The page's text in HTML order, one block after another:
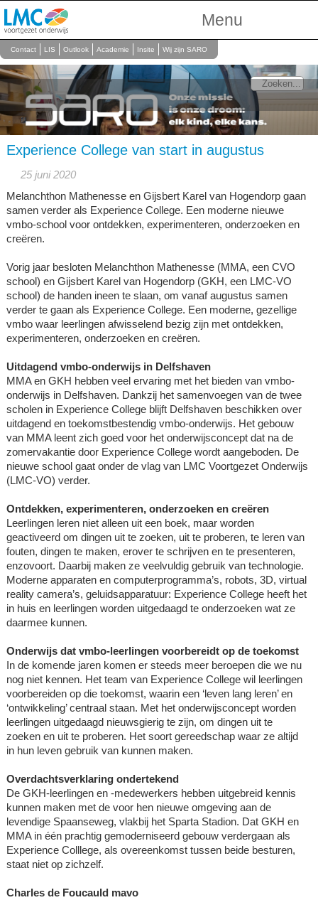
Menu
Over Ons
Scholen
Onderwijs
Personeel
Contact LIS Outlook Academie Insite Wij zijn SARO
Experience College van start in augustus
25 juni 2020
Melanchthon Mathenesse en Gijsbert Karel van Hogendorp gaan
samen verder als Experience College. Een moderne nieuwe
vmbo-school voor ontdekken, experimenteren, onderzoeken en
creëren.
Vorig jaar besloten Melanchthon Mathenesse (MMA, een CVO
school) en Gijsbert Karel van Hogendorp (GKH, een LMC-VO
school) de handen ineen te slaan, om vanaf augustus samen
verder te gaan als Experience College. Een moderne, gezellige
vmbo waar leerlingen afwisselend bezig zijn met ontdekken,
experimenteren, onderzoeken en creëren.
Uitdagend vmbo-onderwijs in Delfshaven
MMA en GKH hebben veel ervaring met het bieden van vmbo-
onderwijs in Delfshaven. Dankzij het samenvoegen van de twee
scholen in Experience College blijft Delfshaven beschikken over
uitdagend en toekomstbestendig vmbo-onderwijs. Het gebouw
van MMA leent zich goed voor het onderwijsconcept dat na de
zomervakantie door Experience College wordt aangeboden. De
nieuwe school gaat onder de vlag van LMC Voortgezet Onderwijs
(LMC-VO) verder.
Ontdekken, experimenteren, onderzoeken en creëren
Leerlingen leren niet alleen uit een boek, maar worden
geactiveerd om dingen uit te zoeken, uit te proberen, te leren van
fouten, dingen te maken, erover te schrijven en te presenteren,
enzovoort. Daarbij maken ze veelvuldig gebruik van technologie.
Moderne apparaten en computerprogramma’s, robots, 3D, virtual
reality camera’s, geluidsapparatuur: Experience College heeft het
in huis en leerlingen worden uitgedaagd te onderzoeken wat ze
daarmee kunnen.
Onderwijs dat vmbo-leerlingen voorbereidt op de toekomst
In de komende jaren komen er steeds meer beroepen die we nu
nog niet kennen. Het team van Experience College wil leerlingen
voorbereiden op die toekomst, waarin een ‘leven lang leren’ en
‘ontwikkeling’ centraal staan. Met het onderwijsconcept worden
leerlingen uitgedaagd nieuwsgierig te zijn, om dingen uit te
zoeken en uit te proberen. Het soort gereedschap waar ze altijd
in hun leven gebruik van kunnen maken.
Overdachtsverklaring ondertekend
De GKH-leerlingen en -medewerkers hebben uitgebreid kennis
kunnen maken met de voor hen nieuwe omgeving aan de
levendige Spaanseweg, vlakbij het Sparta Stadion. Dat GKH en
MMA in één prachtig gemoderniseerd gebouw verdergaan als
Experience Colllege, als overeenkomst tussen beide besturen,
staat niet op zichzelf.
Charles de Foucauld mavo